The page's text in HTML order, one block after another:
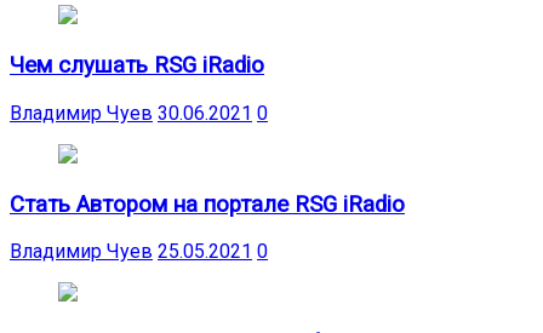
Чем слушать RSG iRadio
Владимир Чуев 30.06.2021 0
Стать Автором на портале RSG iRadio
Владимир Чуев 25.05.2021 0